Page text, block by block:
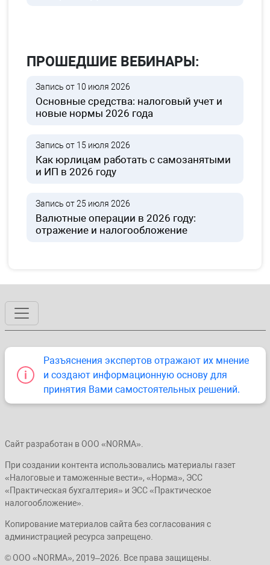
ПРОШЕДШИЕ ВЕБИНАРЫ:
Запись от 10 июля 2026
Основные средства: налоговый учет и
новые нормы 2026 года
Запись от 15 июля 2026
Как юрлицам работать с самозанятыми
и ИП в 2026 году
Запись от 25 июля 2026
Валютные операции в 2026 году:
отражение и налогообложение
Разъяснения экспертов отражают их мнение
и создают информационную основу для
принятия Вами самостоятельных решений.
Сайт разработан в ООО «NORMA».
При создании контента использовались материалы газет
«Налоговые и таможенные вести», «Норма», ЭСС
«Практическая бухгалтерия» и ЭСС «Практическое
налогообложение».
Копирование материалов сайта без согласования с
администрацией ресурса запрещено.
© ООО «NORMA», 2019–2026. Все права защищены.